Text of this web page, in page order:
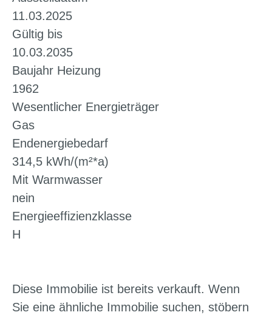
11.03.2025
Gültig bis
10.03.2035
Baujahr Heizung
1962
Wesentlicher Energieträger
Gas
Endenergiebedarf
314,5 kWh/(m²*a)
Mit Warmwasser
nein
Energieeffizienzklasse
H
Diese Immobilie ist bereits verkauft. Wenn
Sie eine ähnliche Immobilie suchen, stöbern